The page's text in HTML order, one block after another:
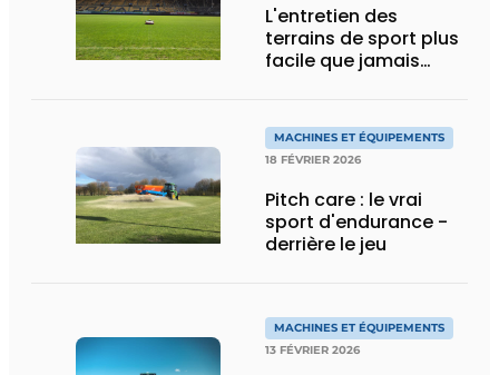
L'entretien des
terrains de sport plus
facile que jamais
MACHINES ET ÉQUIPEMENTS
18 FÉVRIER 2026
Pitch care : le vrai
sport d'endurance -
derrière le jeu
MACHINES ET ÉQUIPEMENTS
13 FÉVRIER 2026